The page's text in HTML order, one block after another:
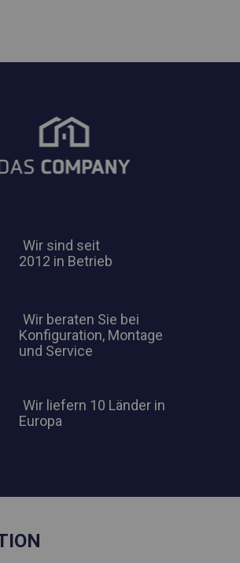
Wir sind seit
2012 in Betrieb
Wir beraten Sie bei
Konfiguration, Montage
und Service
Wir liefern 10 Länder in
Europa